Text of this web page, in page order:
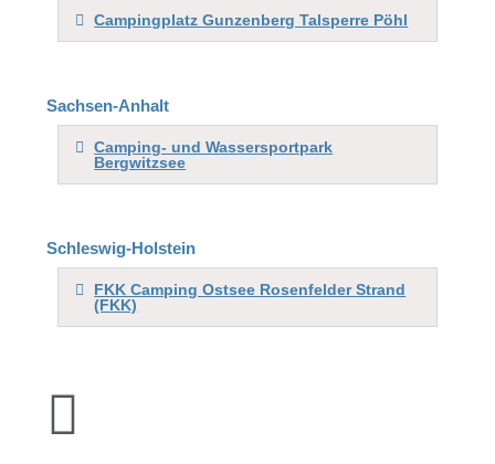
Campingplatz Gunzenberg Talsperre Pöhl
Sachsen-Anhalt
Camping- und Wassersportpark
Bergwitzsee
Schleswig-Holstein
FKK Camping Ostsee Rosenfelder Strand
(FKK)